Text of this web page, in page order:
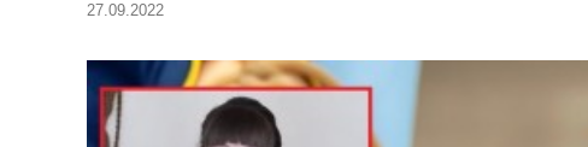
27.09.2022